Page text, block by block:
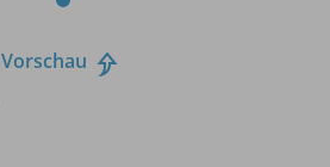
Vorschau